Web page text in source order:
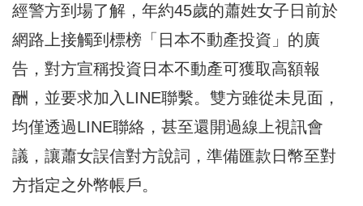
經警方到場了解，年約45歲的蕭姓女子日前於
網路上接觸到標榜「日本不動產投資」的廣
告，對方宣稱投資日本不動產可獲取高額報
酬，並要求加入LINE聯繫。雙方雖從未見面，
均僅透過LINE聯絡，甚至還開過線上視訊會
議，讓蕭女誤信對方說詞，準備匯款日幣至對
方指定之外幣帳戶。